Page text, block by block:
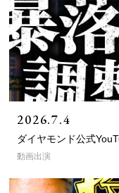
2026.7.4
ダイヤモンド公式
動画出演